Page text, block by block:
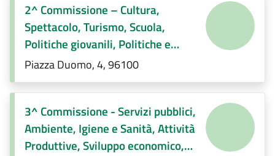
2^ Commissione – Cultura,
Spettacolo, Turismo, Scuola,
Politiche giovanili, Politiche e
servizi sociali, Pari opportunità e
immigrazione, Regolamenti di
competenza
Piazza Duomo, 4, 96100
3^ Commissione - Servizi pubblici,
Ambiente, Igiene e Sanità, Attività
Produttive, Sviluppo economico,